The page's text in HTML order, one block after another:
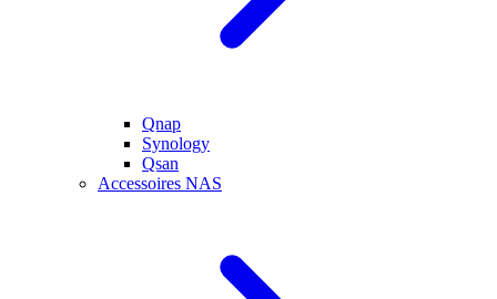
Qnap
Synology
Qsan
Accessoires NAS